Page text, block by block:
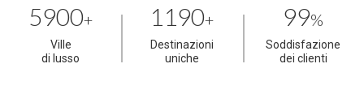
5900+
Ville
di lusso
1190+
Destinazioni
uniche
99%
Soddisfazione
dei clienti